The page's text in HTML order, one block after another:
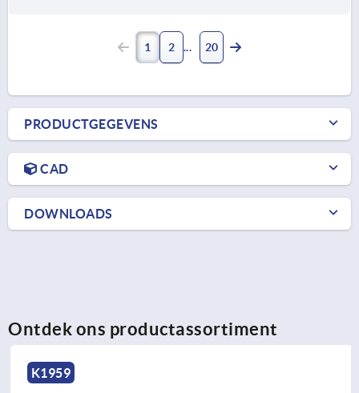
1 2 20
PRODUCTGEGEVENS
CAD
DOWNLOADS
Ontdek ons productassortiment
K1959